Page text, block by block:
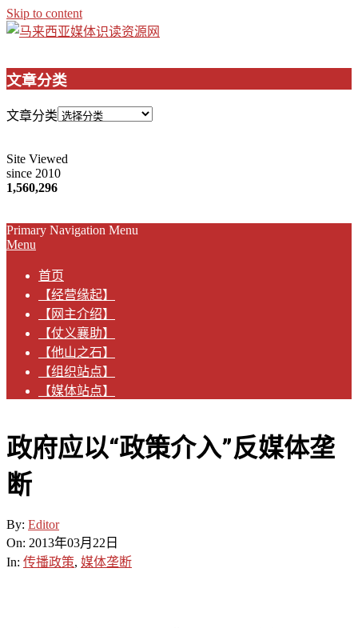
Skip to content
文章分类
文章分类
Site Viewed
since 2010
1,560,296
Primary Navigation Menu
Menu
首页
【经营缘起】
【网主介绍】
【仗义襄助】
【他山之石】
【组织站点】
【媒体站点】
政府应以“政策介入”反媒体垄
断
By: Editor
On: 2013年03月22日
In: 传播政策, 媒体垄断